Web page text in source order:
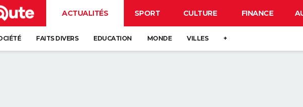
ACTUALITÉS SPORT CULTURE FINANCE
FAITS DIVERS EDUCATION MONDE VILLES +